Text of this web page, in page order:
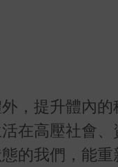
，提升體內的
在高壓社會、
的我們，能重